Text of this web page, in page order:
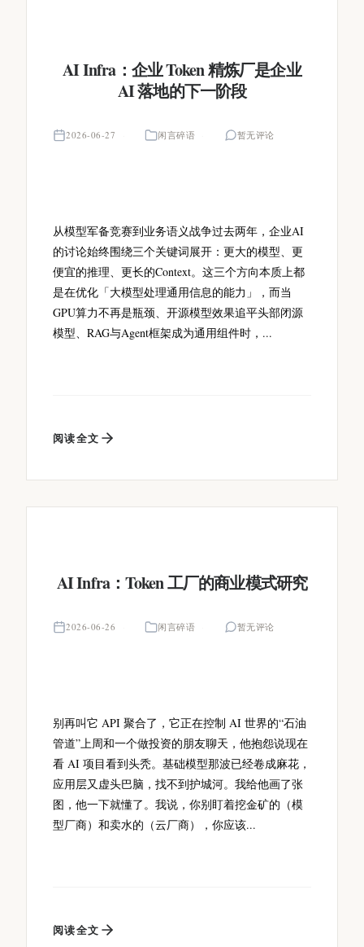
AI Infra：企业 Token 精炼厂是企业
AI 落地的下一阶段
2026-06-27 闲言碎语 暂无评论
从模型军备竞赛到业务语义战争过去两年，企业AI
的讨论始终围绕三个关键词展开：更大的模型、更
便宜的推理、更长的Context。这三个方向本质上都
是在优化「大模型处理通用信息的能力」，而当
GPU算力不再是瓶颈、开源模型效果追平头部闭源
模型、RAG与Agent框架成为通用组件时，...
阅读全文
AI Infra：Token 工厂的商业模式研究
2026-06-26 闲言碎语 暂无评论
别再叫它 API 聚合了，它正在控制 AI 世界的“石油
管道”上周和一个做投资的朋友聊天，他抱怨说现在
看 AI 项目看到头秃。基础模型那波已经卷成麻花，
应用层又虚头巴脑，找不到护城河。我给他画了张
图，他一下就懂了。我说，你别盯着挖金矿的（模
型厂商）和卖水的（云厂商），你应该...
阅读全文